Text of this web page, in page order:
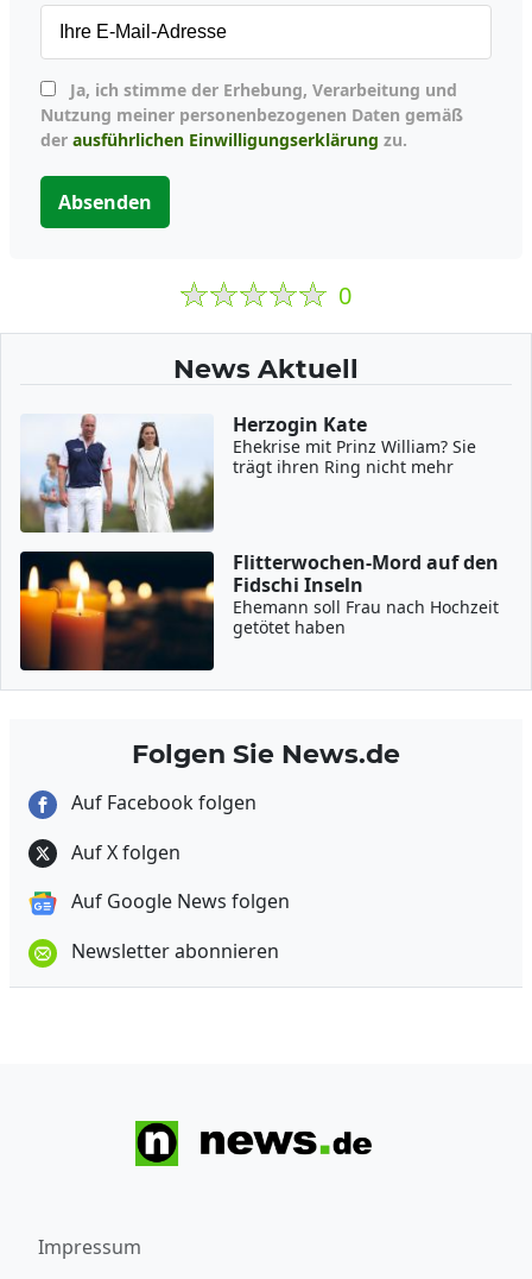
Nutzung meiner personenbezogenen Daten gemäß
der ausführlichen Einwilligungserklärung zu.
Absenden
0
News Aktuell
Herzogin Kate
Ehekrise mit Prinz William? Sie
trägt ihren Ring nicht mehr
Flitterwochen-Mord auf den
Fidschi Inseln
Ehemann soll Frau nach Hochzeit
getötet haben
Folgen Sie News.de
Auf Facebook folgen
Auf X folgen
Auf Google News folgen
Newsletter abonnieren
Impressum